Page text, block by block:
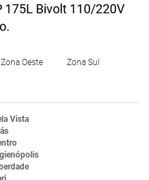
175L Bivolt 110/220V
Zona Oeste Zona Sul
Vista